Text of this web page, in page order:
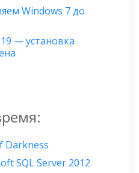
Windows 7 до
— установка
Darkness
SQL Server 2012